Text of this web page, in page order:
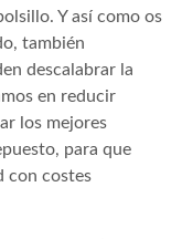
Y así como os
también
descalabrar la
en reducir
los mejores
para que
con costes